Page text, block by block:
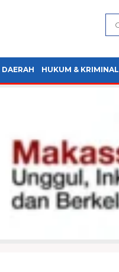
DAERAH HUKUM & KRIMINAL